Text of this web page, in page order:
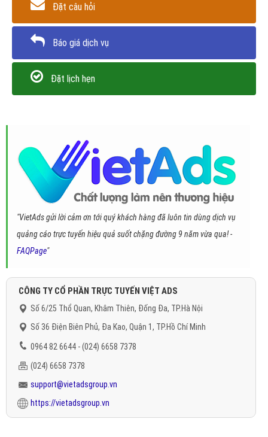
Đặt câu hỏi
Báo giá dịch vụ
Đặt lịch hẹn
"VietAds gửi lời cảm ơn tới quý khách hàng đã luôn tin dùng dịch vụ
quảng cáo trực tuyến hiệu quả suốt chặng đường 9 năm vừa qua! -
FAQPage"
CÔNG TY CỔ PHẦN TRỰC TUYẾN VIỆT ADS
Số 6/25 Thổ Quan, Khâm Thiên, Đống Đa, TP.Hà Nội
Số 36 Điện Biên Phủ, Đa Kao, Quận 1, TP.Hồ Chí Minh
0964 82 6644 - (024) 6658 7378
(024) 6658 7378
support@vietadsgroup.vn
https://vietadsgroup.vn